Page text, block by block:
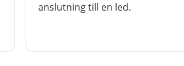
anslutning till en led.